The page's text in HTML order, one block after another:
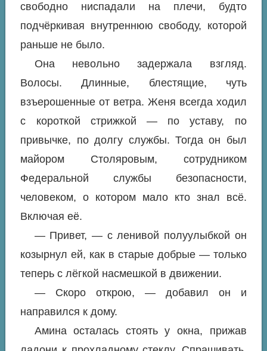
свободно ниспадали на плечи, будто
подчёркивая внутреннюю свободу, которой
раньше не было.
Она невольно задержала взгляд.
Волосы. Длинные, блестящие, чуть
взъерошенные от ветра. Женя всегда ходил
с короткой стрижкой — по уставу, по
привычке, по долгу службы. Тогда он был
майором Столяровым, сотрудником
Федеральной службы безопасности,
человеком, о котором мало кто знал всё.
Включая её.
— Привет, — с ленивой полуулыбкой он
козырнул ей, как в старые добрые — только
теперь с лёгкой насмешкой в движении.
— Скоро открою, — добавил он и
направился к дому.
Амина осталась стоять у окна, прижав